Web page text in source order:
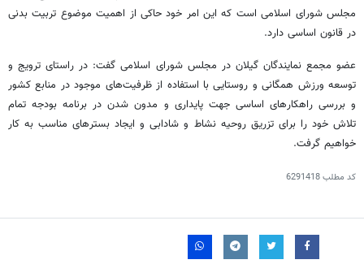
مجلس شورای اسلامی است که این امر خود حاکی از اهمیت موضوع تربیت بدنی
در قانون اساسی دارد.
عضو مجمع نمایندگان گیلان در مجلس شورای اسلامی گفت: در راستای ترویج و
توسعه ورزش همگانی و روستایی با استفاده از ظرفیت‌های موجود در منابع کشور
و بررسی راهکارهای اساسی جهت پایداری و مدون شدن در برنامه بودجه تمام
تلاش خود را برای تزریق روحیه نشاط و شادابی و ایجاد بسترهای مناسب به کار
خواهیم گرفت.
کد مطلب6291418